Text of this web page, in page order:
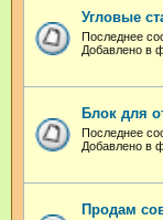
Угловые
Последнее
Добавлено в
Блок для
Последнее
Добавлено в
Продам